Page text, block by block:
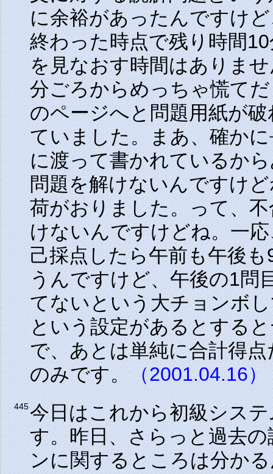
に余裕があったんですけ
終わった時点で残り時間
を見なおす時間はありま
分ごろからめっちゃ慌て
のページへと問題用紙が
ていました。まあ、確か
に渡って書かれているか
問題を解けないんですけ
荷がおりました。って、
けないんですけどね。一
己採点したら午前も午後
うんですけど、午後の1問
てないという大チョンボ
という設定があるとする
で、あとは単純に合計得
のみです。（2001.04.16）
445今日はこれから初級シス
す。昨日、さらっと過去
ンに関するところは分か